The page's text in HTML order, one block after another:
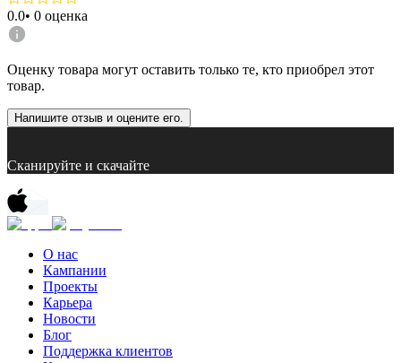
0.0• 0 оценка
Оценку товара могут оставить только те, кто приобрел этот
товар.
Напишите отзыв и оцените его.
Сканируйте и скачайте
О нас
Кампании
Проекты
Карьера
Новости
Блог
Поддержка клиентов